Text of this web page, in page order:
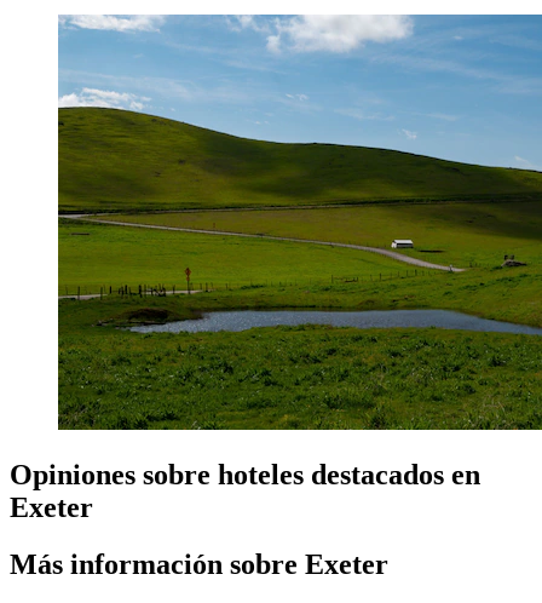
Opiniones sobre hoteles destacados en
Exeter
Más información sobre Exeter